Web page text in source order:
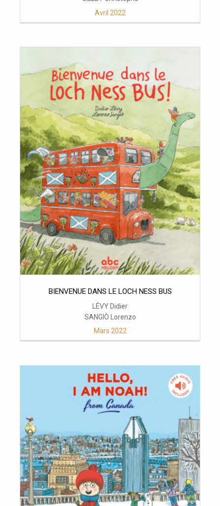
Avril 2022
BIENVENUE DANS LE LOCH NESS BUS
LÉVY Didier
SANGIÒ Lorenzo
Mars 2022